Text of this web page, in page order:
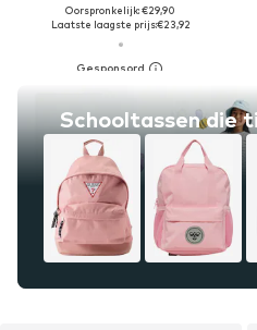
Oorspronkelijk: €29,90
Laatste laagste prijs:€23,92
Schooltassen die